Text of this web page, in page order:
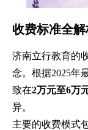
收费标准全
济南立行教育的
念。根据2025年
致在2万元至6万
异。
主要的收费模式